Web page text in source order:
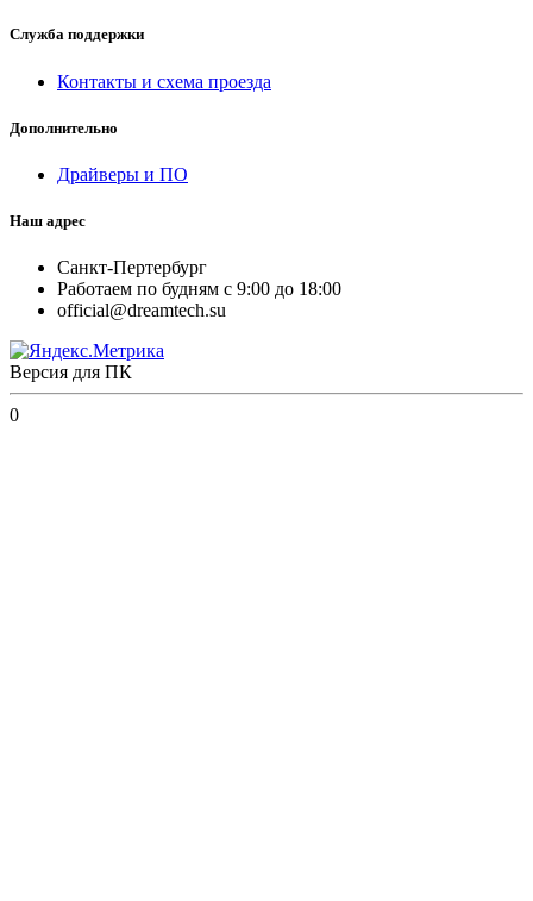
Служба поддержки
Контакты и схема проезда
Дополнительно
Драйверы и ПО
Наш адрес
Санкт-Пертербург
Работаем по будням с 9:00 до 18:00
official@dreamtech.su
Версия для ПК
0